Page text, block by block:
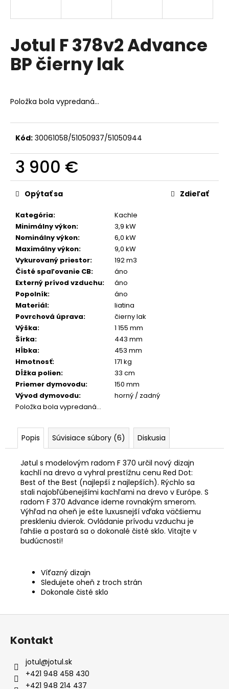
Jotul F 378v2 Advance
BP čierny lak
Položka bola vypredaná…
Kód: 30061058/51050937/51050944
3 900 €
Jednotková
cena:
Kategória:
Kachle
Minimálny výkon:
3,9 kW
Nominálny výkon:
6,0 kW
Maximálny výkon:
9,0 kW
Vykurovaný priestor:
192 m3
Čisté spaľovanie CB:
áno
Externý prívod vzduchu:
áno
Popolník:
áno
Materiál:
liatina
Povrchová úprava:
čierny lak
Výška:
1 155 mm
Šírka:
443 mm
Hĺbka:
453 mm
Hmotnosť:
171 kg
Dĺžka polien:
33 cm
Priemer dymovodu:
150 mm
Vývod dymovodu:
horný / zadný
Položka bola vypredaná…
Opýtať sa Zdieľať
Popis Súvisiace súbory (6) Diskusia
Jøtul s modelovým radom F 370 určil nový dizajn
kachlí na drevo a vyhral prestížnu cenu Red Dot:
Best of the Best (najlepší z najlepších). Rýchlo sa
stali najobľúbenejšími kachľami na drevo v Európe. S
radom F 370 Advance ideme rovnakým smerom.
Výhľad na oheň je ešte luxusnejší vďaka väčšiemu
preskleniu dvierok. Ovládanie prívodu vzduchu je
ľahšie a postará sa o dokonalé čisté sklo. Vitajte v
budúcnosti!
Víťazný dizajn
Sledujete oheň z troch strán
Dokonale čisté sklo
s
ť
?
O
d
o
ú
č
a
m
e
Z
Kontakt
jotul@jotul.sk
+421 948 458 430
+421 948 214 437